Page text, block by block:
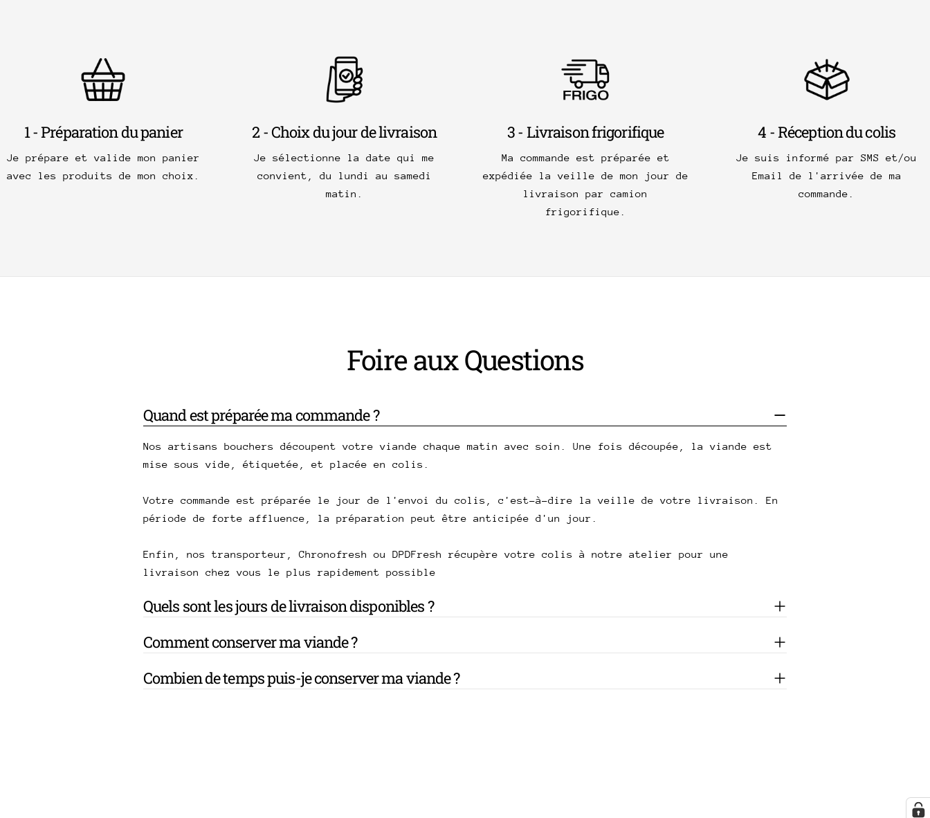
1 - Préparation du panier
Je prépare et valide mon panier
avec les produits de mon choix.
2 - Choix du jour de livraison
Je sélectionne la date qui me
convient, du lundi au samedi
matin.
3 - Livraison frigorifique
Ma commande est préparée et
expédiée la veille de mon jour de
livraison par camion
frigorifique.
4 - Réception du colis
Je suis informé par SMS et/ou
Email de l'arrivée de ma
commande.
Foire aux Questions
Quand est préparée ma commande ?
Nos artisans bouchers découpent votre viande chaque matin avec soin. Une fois découpée, la viande est
mise sous vide, étiquetée, et placée en colis.
Votre commande est préparée le jour de l'envoi du colis, c'est-à-dire la veille de votre livraison. En
période de forte affluence, la préparation peut être anticipée d'un jour.
Enfin, nos transporteur, Chronofresh ou DPDFresh récupère votre colis à notre atelier pour une
livraison chez vous le plus rapidement possible
Quels sont les jours de livraison disponibles ?
Comment conserver ma viande ?
Combien de temps puis-je conserver ma viande ?